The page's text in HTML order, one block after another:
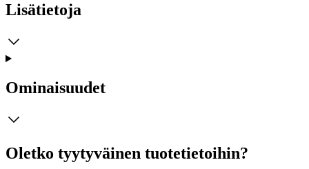
Lisätietoja
Ominaisuudet
Oletko tyytyväinen tuotetietoihin?